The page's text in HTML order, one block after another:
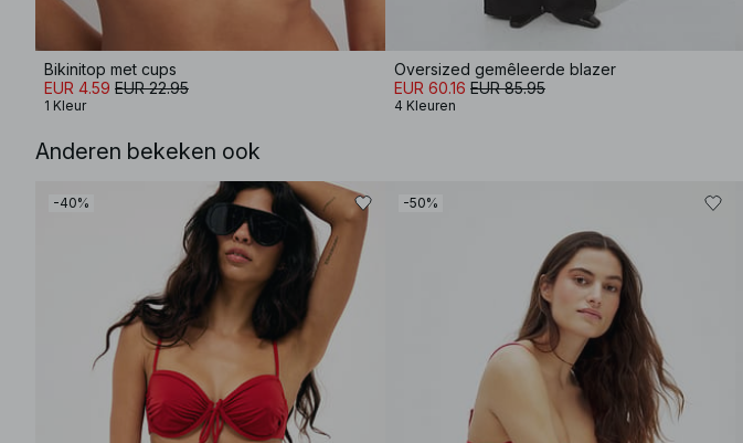
Bikinitop met cups
EUR 4.59 EUR 22.95
1 Kleur
Oversized gemêleerde blazer
EUR 60.16 EUR 85.95
4 Kleuren
Anderen bekeken ook
-40% -50%